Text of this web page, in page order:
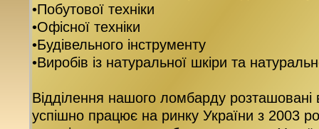
•Побутової техніки
•Офісної техніки
•Будівельного інструменту
•Виробів із натуральної шкіри та
Відділення нашого ломбарду
успішно працює на ринку України з 2003